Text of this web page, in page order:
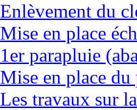
Enlèvement du
Mise en place
1er parapluie
Mise en place
Les travaux sur